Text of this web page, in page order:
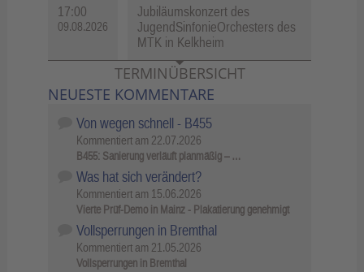
17:00
09.08.2026
Jubiläumskonzert des
JugendSinfonieOrchesters des
MTK in Kelkheim
TERMINÜBERSICHT
NEUESTE KOMMENTARE
Von wegen schnell - B455
Kommentiert am 22.07.2026
B455: Sanierung verläuft planmäßig – …
Was hat sich verändert?
Kommentiert am 15.06.2026
Vierte Prüf-Demo in Mainz - Plakatierung genehmigt
Vollsperrungen in Bremthal
Kommentiert am 21.05.2026
Vollsperrungen in Bremthal